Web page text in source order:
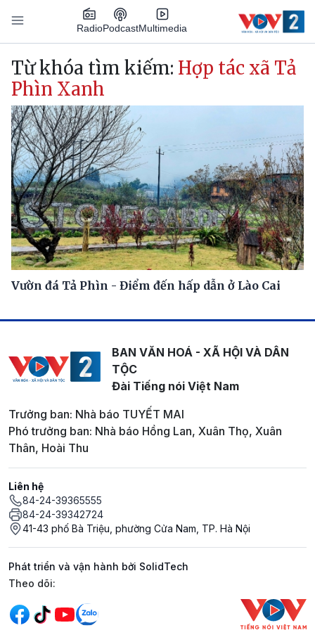
Nhảy đến nội dung
RadioPodcastMultimedia
Main navigation
Từ khóa tìm kiếm: Hợp tác xã Tả
Phìn Xanh
Vườn đá Tả Phìn - Điểm đến hấp dẫn ở Lào Cai
BAN VĂN HOÁ - XÃ HỘI VÀ DÂN
TỘC
Đài Tiếng nói Việt Nam
Trưởng ban: Nhà báo TUYẾT MAI
Phó trưởng ban: Nhà báo Hồng Lan, Xuân Thọ, Xuân
Thân, Hoài Thu
Liên hệ
84-24-39365555
84-24-39342724
41-43 phố Bà Triệu, phường Cửa Nam, TP. Hà Nội
Phát triển và vận hành bởi SolidTech
Mạng xã hội
Theo dõi: